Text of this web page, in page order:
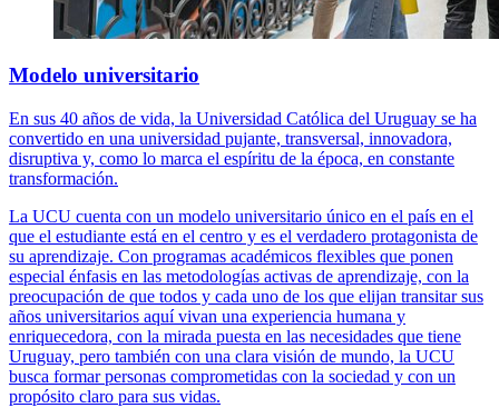
Modelo universitario
En sus 40 años de vida, la Universidad Católica del Uruguay se ha
convertido en una universidad pujante, transversal, innovadora,
disruptiva y, como lo marca el espíritu de la época, en constante
transformación.
La UCU cuenta con un modelo universitario único en el país en el
que el estudiante está en el centro y es el verdadero protagonista de
su aprendizaje. Con programas académicos flexibles que ponen
especial énfasis en las metodologías activas de aprendizaje, con la
preocupación de que todos y cada uno de los que elijan transitar sus
años universitarios aquí vivan una experiencia humana y
enriquecedora, con la mirada puesta en las necesidades que tiene
Uruguay, pero también con una clara visión de mundo, la UCU
busca formar personas comprometidas con la sociedad y con un
propósito claro para sus vidas.